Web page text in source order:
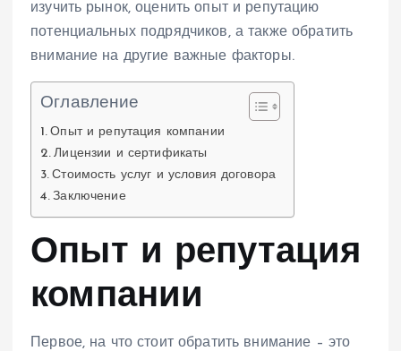
изучить рынок, оценить опыт и репутацию
потенциальных подрядчиков, а также обратить
внимание на другие важные факторы.
Оглавление
Опыт и репутация компании
Лицензии и сертификаты
Стоимость услуг и условия договора
Заключение
Опыт и репутация
компании
Первое, на что стоит обратить внимание – это